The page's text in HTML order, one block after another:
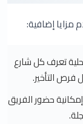
إضافية:
تعرف كل شارع
التأخير.
حضور الفريق